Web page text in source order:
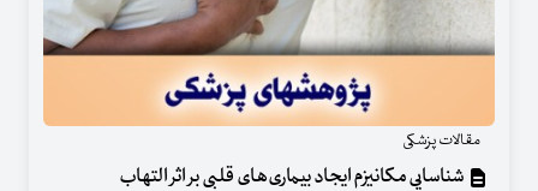
مقالات پزشکی
شناسایی مکانیزم ایجاد بیماری‌های قلبی بر اثر التهاب